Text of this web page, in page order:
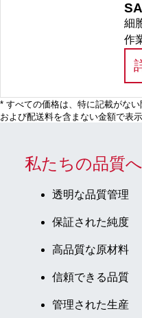
細
作
* すべての価格は、特に記載がな
および配送料を含まない金額で表
私たちの品質
透明な品質管理
保証された純度
高品質な原材料
信頼できる品質
管理された生産